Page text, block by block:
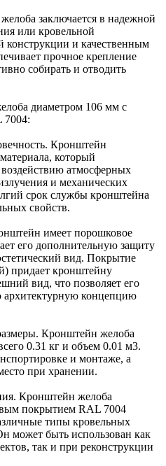
заключается в надежной
или кровельной
конструкции и качественным
прочное крепление
собирать и отводить
диаметром 106 мм с
Кронштейн
который
воздействию атмосферных
и механических
срок службы кронштейна
свойств.
имеет порошковое
его дополнительную защиту
вид. Покрытие
придает кронштейну
вид, что позволяет его
концепцию
Кронштейн желоба
0.31 кг и объем 0.01 м3.
и монтаже, а
при хранении.
Кронштейн желоба
покрытием RAL 7004
типы кровельных
может быть использован как
так и при реконструкции